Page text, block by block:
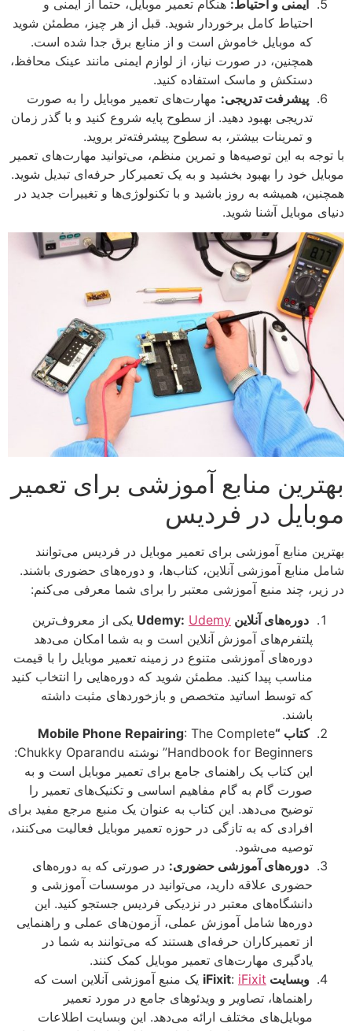
ایمنی و احتیاط: هنگام تعمیر موبایل، حتماً از ایمنی و
احتیاط کامل برخوردار شوید. قبل از هر چیز، مطمئن شوید
که موبایل خاموش است و از منابع برق جدا شده است.
همچنین، در صورت نیاز، از لوازم ایمنی مانند عینک محافظ،
دستکش و ماسک استفاده کنید.
پیشرفت تدریجی: مهارت‌های تعمیر موبایل را به صورت
تدریجی بهبود دهید. از سطوح پایه شروع کنید و با گذر زمان
و تمرینات بیشتر، به سطوح پیشرفته‌تر بروید.
با توجه به این توصیه‌ها و تمرین منظم، می‌توانید مهارت‌های تعمیر
موبایل خود را بهبود بخشید و به یک تعمیرکار حرفه‌ای تبدیل شوید.
همچنین، همیشه به روز باشید و با تکنولوژی‌ها و تغییرات جدید در
دنیای موبایل آشنا شوید.
بهترین منابع آموزشی برای تعمیر
موبایل در فردیس
بهترین منابع آموزشی برای تعمیر موبایل در فردیس می‌توانند
شامل منابع آموزشی آنلاین، کتاب‌ها، و دوره‌های حضوری باشند.
در زیر، چند منبع آموزشی معتبر را برای شما معرفی می‌کنم:
دوره‌های آنلاین Udemy: Udemy
یکی از معروف‌ترین
پلتفرم‌های آموزش آنلاین است و به شما امکان می‌دهد
دوره‌های آموزشی متنوع در زمینه تعمیر موبایل را با قیمت
مناسب پیدا کنید. مطمئن شوید که دوره‌هایی را انتخاب کنید
که توسط اساتید متخصص و بازخوردهای مثبت داشته
باشند.
کتاب “Mobile Phone Repairing: The Complete
Handbook for Beginners” نوشته Chukky Oparandu:
این کتاب یک راهنمای جامع برای تعمیر موبایل است و به
صورت گام به گام مفاهیم اساسی و تکنیک‌های تعمیر را
توضیح می‌دهد. این کتاب به عنوان یک منبع مرجع مفید برای
افرادی که به تازگی در حوزه تعمیر موبایل فعالیت می‌کنند،
توصیه می‌شود.
دوره‌های آموزشی حضوری: در صورتی که به دوره‌های
حضوری علاقه دارید، می‌توانید در موسسات آموزشی و
دانشگاه‌های معتبر در نزدیکی فردیس جستجو کنید. این
دوره‌ها شامل آموزش عملی، آزمون‌های عملی و راهنمایی
از تعمیرکاران حرفه‌ای هستند که می‌توانند به شما در
یادگیری مهارت‌های تعمیر موبایل کمک کنند.
وبسایت iFixit
: iFixit
یک منبع آموزشی آنلاین است که
راهنماها، تصاویر و ویدئوهای جامع در مورد تعمیر
موبایل‌های مختلف ارائه می‌دهد. این وبسایت اطلاعات